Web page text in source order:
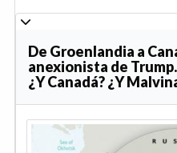
De Groenlandia a
anexionista de
¿Y Canadá? ¿Y